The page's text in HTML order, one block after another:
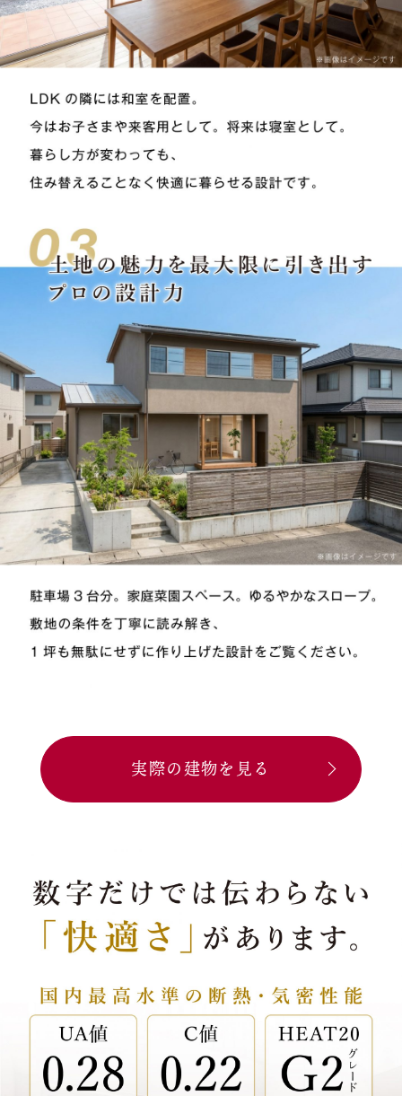
実際の建物を見る